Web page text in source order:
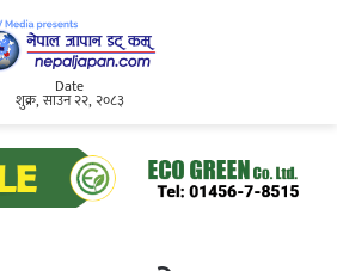
Date
शुक्र, साउन २२, २०८३